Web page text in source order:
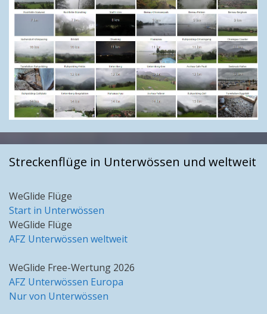
Streckenflüge in Unterwössen und weltweit
WeGlide Flüge
Start in Unterwössen
WeGlide Flüge
AFZ Unterwössen weltweit
WeGlide Free-Wertung 2026
AFZ Unterwössen Europa
Nur von Unterwössen